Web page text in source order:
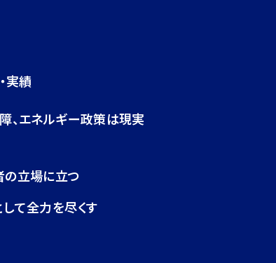
実績
、エネルギー政策は現実
立場に立つ
て全力を尽くす